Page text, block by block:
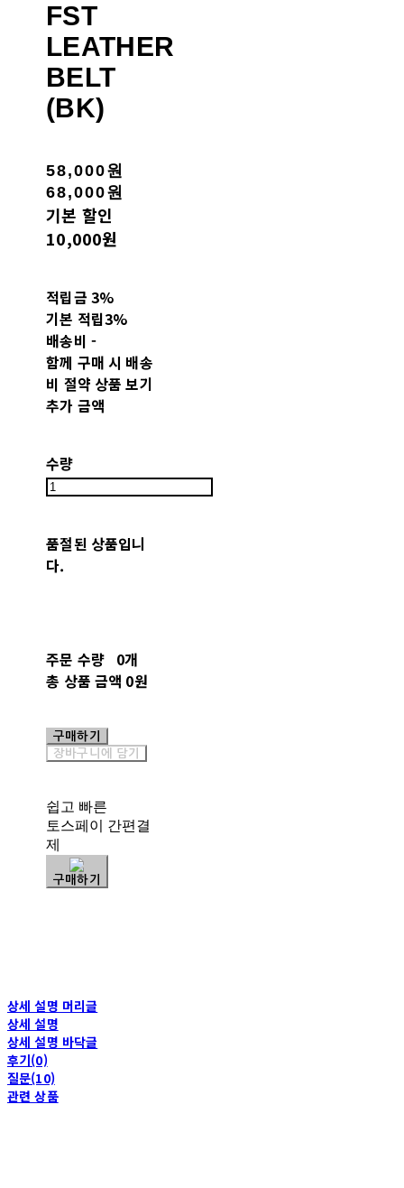
FST
LEATHER
BELT
(BK)
58,000원
68,000원
기본 할인
10,000원
적립금 3%
기본 적립3%
배송비 -
함께 구매 시 배송
비 절약 상품 보기
추가 금액
수량
품절된 상품입니
다.
주문 수량 0개
총 상품 금액 0원
구매하기
장바구니에 담기
쉽고 빠른
토스페이 간편결
제
구매하기
상세 설명 머리글
상세 설명
상세 설명 바닥글
후기(0)
질문(10)
관련 상품